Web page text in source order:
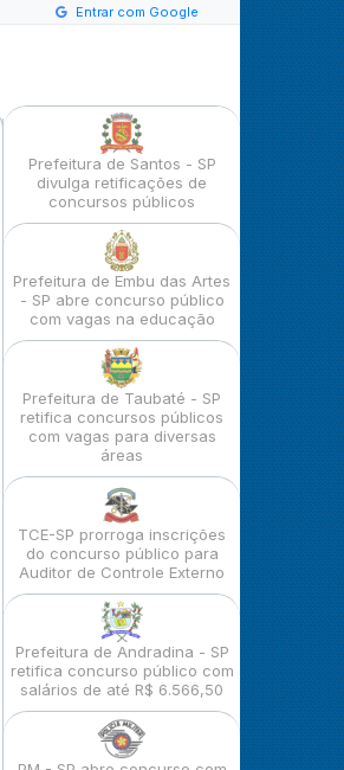
Entrar com Google
Prefeitura de Santos - SP
divulga retificações de
concursos públicos
Prefeitura de Embu das Artes
- SP abre concurso público
com vagas na educação
Prefeitura de Taubaté - SP
retifica concursos públicos
com vagas para diversas
áreas
TCE-SP prorroga inscrições
do concurso público para
Auditor de Controle Externo
Prefeitura de Andradina - SP
retifica concurso público com
salários de até R$ 6.566,50